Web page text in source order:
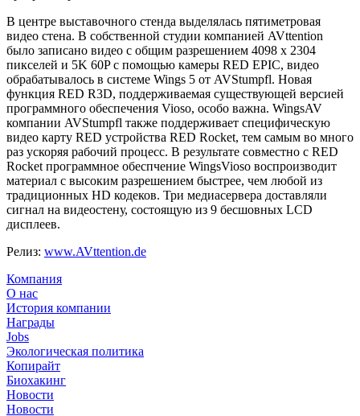
В центре выставочного стенда выделялась пятиметровая
видео стена. В собственной студии компанией AVttention
было записано видео с общим разрешением 4098 x 2304
пикселей и 5K 60P с помощью камеры RED EPIC, видео
обрабатывалось в системе Wings 5 от AVStumpfl. Новая
функция RED R3D, поддерживаемая существующей версией
программного обеспечения Vioso, особо важна. WingsAV
компании AVStumpfl также поддерживает специфическую
видео карту RED устройства RED Rocket, тем самым во много
раз ускоряя рабочий процесс. В результате совместно с RED
Rocket программное обеспчение WingsVioso воспроизводит
материал с высоким разрешением быстрее, чем любой из
традиционных HD кодеков. Три медиасервера доставляли
сигнал на видеостену, состоящую из 9 бесшовных LCD
дисплеев.
Релиз: www.AVttention.de
Компания
О нас
История компании
Награды
Jobs
Экологическая политика
Копирайт
Биохакинг
Новости
Новости